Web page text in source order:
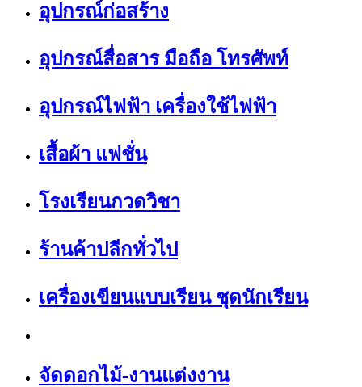
อุปกรณ์ก่อสร้าง
อุปกรณ์สื่อสาร มือถือ โทรศัพท์
อุปกรณ์ไฟฟ้า เครื่องใช้ไฟฟ้า
เสื้อผ้า แฟชั่น
โรงเรียนกวดวิชา
ร้านค้าปลีกทั่วไป
เครื่องเขียนแบบเรียน ชุดนักเรียน
จัดดอกไม้-งานแต่งงาน